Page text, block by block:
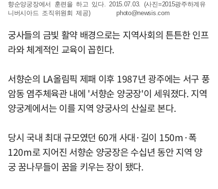
향순양궁장에서 훈련을 하고 있다. 2015.07.03. (사진=2015광주하계유
니버시아드 조직위원회 제공)photo@newsis.com
궁사들의 금빛 활약 배경으로는 지역사회의 튼튼한 인프
라와 체계적인 교육이 꼽힌다.
서향순의 LA올림픽 제패 이후 1987년 광주에는 서구 풍
암동 염주체육관 내에 '서향순 양궁장'이 세워졌다. 지역
양궁계에서는 이를 지역 양궁사의 산실로 본다.
당시 국내 최대 규모였던 60개 사대·길이 150m·폭
120m로 지어진 서향순 양궁장은 수십년 동안 지역 양
궁 꿈나무들이 꿈을 키우는 장이 됐다.